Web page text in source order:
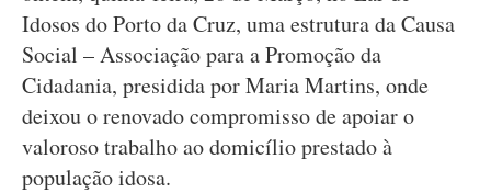
Idosos do Porto da Cruz, uma estrutura da Causa
Social – Associação para a Promoção da
Cidadania, presidida por Maria Martins, onde
deixou o renovado compromisso de apoiar o
valoroso trabalho ao domicílio prestado à
população idosa.